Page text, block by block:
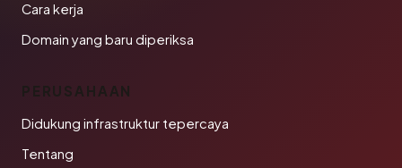
Cara kerja
Domain yang baru diperiksa
PERUSAHAAN
Didukung infrastruktur tepercaya
Tentang